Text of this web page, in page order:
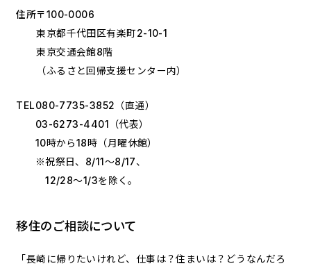
住所〒100-0006
東京都千代田区有楽町2-10-1
東京交通会館8階
（ふるさと回帰支援センター内）
TEL080-7735-3852 （直通）
03-6273-4401
（代表）
10時から18時（月曜休館）
※祝祭日、8/11～8/17、
12/28～1/3を除く。
移住のご相談について
「長崎に帰りたいけれど、仕事は？住まいは？どうなんだろ